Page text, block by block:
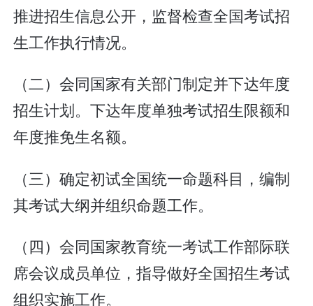
推进招生信息公开，监督检查全国考试招
生工作执行情况。
（二）会同国家有关部门制定并下达年度
招生计划。下达年度单独考试招生限额和
年度推免生名额。
（三）确定初试全国统一命题科目，编制
其考试大纲并组织命题工作。
（四）会同国家教育统一考试工作部际联
席会议成员单位，指导做好全国招生考试
组织实施工作。